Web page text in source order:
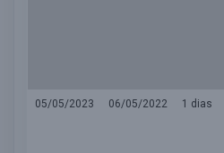
05/05/2023 06/05/2022
1 dias